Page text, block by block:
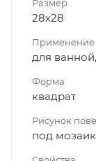
Размер
28x28
Применение
для
Форма
квадрат
Рисунок
под